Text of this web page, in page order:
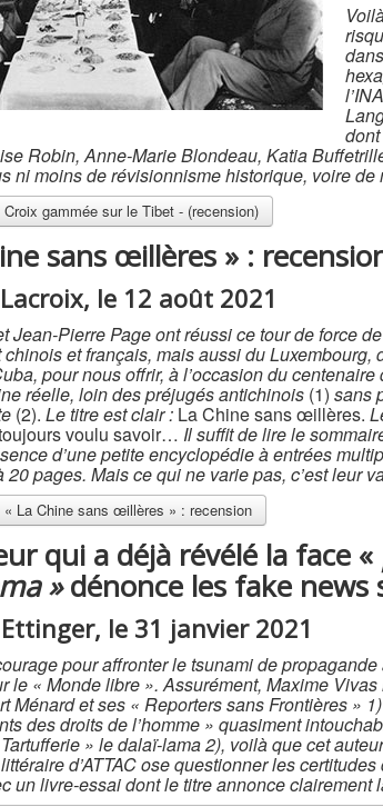
Robin, Anne-Marie Blondeau, Katia
ni moins de révisionnisme historique, voire de
gammée sur le Tibet - (recension)
sans œillères » :
le 12 août 2021
Jean-Pierre Page ont réussi ce tour de force
et français, mais aussi du Luxembourg,
pour nous offrir, à l’occasion du
réelle, loin des préjugés antichinois (1) sans
(2). Le titre est clair : La Chine sans œillères.
voulu savoir… Il suffit de lire le
d’une petite encyclopédie à entrées
20 pages. Mais ce qui ne varie pas, c’est leur
« La Chine sans œillères » : recension
qui a déjà révélé la face «
»dénonce les fake news
le 31 janvier 2021
pour affronter le tsunami de
le « Monde libre ». Assurément, Maxime Vivas
Ménard et ses « Reporters sans Frontières »
des droits de l’homme » quasiment
» le dalaï-lama 2), voilà que cet
d’ATTAC ose questionner les
un livre-essai dont le titre annonce clairement